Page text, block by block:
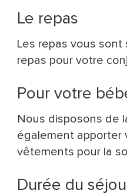
Le repas
Les repas vous
repas pour votre
Pour votre
Nous disposons de
également apporter
vêtements pour la
Durée du